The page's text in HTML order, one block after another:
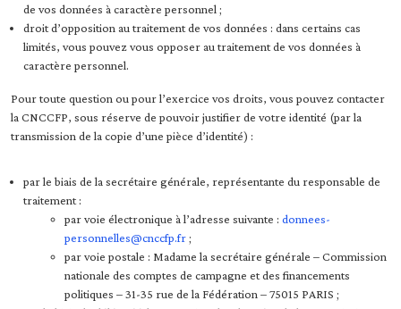
de vos données à caractère personnel ;
droit d’opposition au traitement de vos données : dans certains cas
limités, vous pouvez vous opposer au traitement de vos données à
caractère personnel.
Pour toute question ou pour l’exercice vos droits, vous pouvez contacter
la CNCCFP, sous réserve de pouvoir justifier de votre identité (par la
transmission de la copie d’une pièce d’identité) :
par le biais de la secrétaire générale, représentante du responsable de
traitement :
par voie électronique à l’adresse suivante :donnees-
personnelles@cnccfp.fr ;
par voie postale : Madame la secrétaire générale – Commission
nationale des comptes de campagne et des financements
politiques – 31-35 rue de la Fédération – 75015 PARIS ;